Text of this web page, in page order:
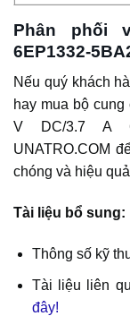
Phân phối
6EP1332-
Nếu quý khách
hay mua bộ
V DC/3.7 A
UNATRO.COM
chóng và hiệu
Tài liệu bổ sung:
Thông số kỹ
Tài liệu liên
đây!